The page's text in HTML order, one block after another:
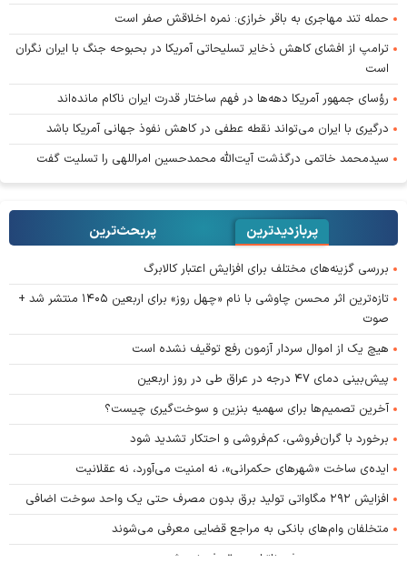
حمله تند مهاجری به باقر خرازی: نمره اخلاقش صفر است
ترامپ از افشای کاهش ذخایر تسلیحاتی آمریکا در بحبوحه جنگ با ایران نگران
است
رؤسای جمهور آمریکا دهه‌ها در فهم ساختار قدرت ایران ناکام مانده‌اند
درگیری با ایران می‌تواند نقطه عطفی در کاهش نفوذ جهانی آمریکا باشد
سیدمحمد خاتمی درگذشت آیت‌الله محمدحسین امراللهی را تسلیت گفت
پربازدیدترین پربحث‌ترین‌
بررسی گزینه‌های مختلف برای افزایش اعتبار کالابرگ
تازه‌ترین اثر محسن چاوشی با نام «چهل روز» برای اربعین ۱۴۰۵ منتشر شد +
صوت
هیچ یک از اموال سردار آزمون رفع توقیف نشده است
پیش‌بینی دمای ۴۷ درجه در عراق طی در روز اربعین
آخرین تصمیم‌ها برای سهمیه بنزین و سوخت‌گیری چیست؟
برخورد با گران‌فروشی، کم‌فروشی و احتکار تشدید شود
ایده‌ی ساخت «شهرهای حکمرانی»، نه امنیت می‌آورد، نه عقلانیت
افزایش ۲۹۲ مگاواتی تولید برق بدون مصرف حتی یک واحد سوخت اضافی
متخلفان وام‌های بانکی به مراجع قضایی معرفی می‌شوند
بدون مدیریت مصرف، ناترازی برق رفع نمی‌شود